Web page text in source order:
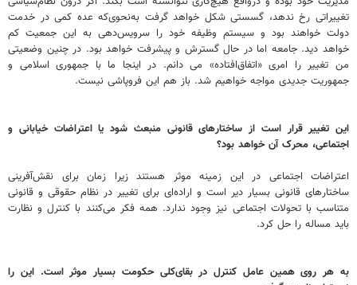
تغییراتی رخ ندهد، گسستی شکل خواهد گرفت به‌نحوی‌که عده‌ کمی در خدمت
دولت خواهند بود و سیستم وظیفه خود را سرویس‌دهی به این جمعیت کم
خواهد دید. جامعه اما در حال گسترش و پیشرفت خواهد بود. در چنین وضعیتی
من تغییر را امری «اتفاق‌افتاده» می دانم. در اینجا ما با جمهوری اسلامی و
جمهوریت جدیدی مواجه خواهیم شد. باز هم این فروپاشی نیست.
این تغییر قرار است از ساختارهای قانونی منبعث شود یا اعتراضات خیابانی و
اجتماعی، محرک آن خواهد بود؟
اعتراضات اجتماعی در این زمینه موثر هستند زیرا زمان برای نقش‌آفرینی
ساختارهای قانونی بسیار دیر است و اراده‌ای برای تغییر در نظام حقوقی و قانونی
متناسب با تحولات اجتماعی نیز وجود ندارد. همه فکر می‌کنند با کنترل و نظارت
باید مساله را حل کرد.
به هر روی همین عامل کنترل در بقای‌کلی حکومت بسیار موثر است. این را